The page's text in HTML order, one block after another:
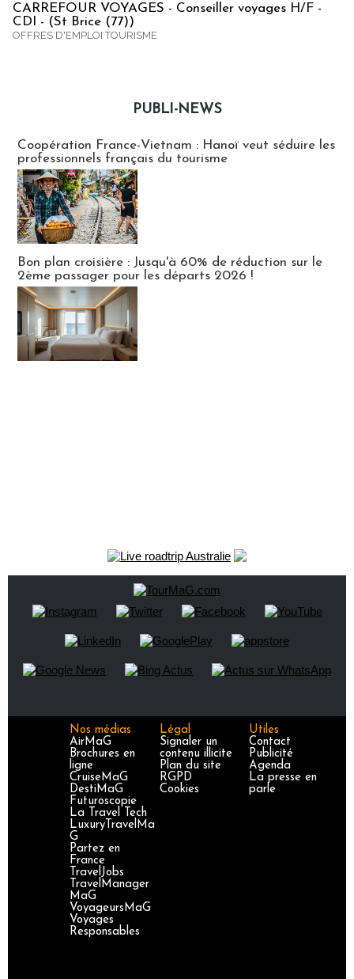
CARREFOUR VOYAGES - Conseiller voyages H/F -
CDI - (St Brice (77))
OFFRES D'EMPLOI TOURISME
PUBLI-NEWS
Coopération France-Vietnam : Hanoï veut séduire les
professionnels français du tourisme
Bon plan croisière : Jusqu'à 60% de réduction sur le
2ème passager pour les départs 2026 !
Nos médias
AirMaG
Brochures en
ligne
CruiseMaG
DestiMaG
Futuroscopie
La Travel Tech
LuxuryTravelMa
G
Partez en
France
TravelJobs
TravelManager
MaG
VoyageursMaG
Voyages
Responsables
Légal
Signaler un
contenu illicite
Plan du site
RGPD
Cookies
Utiles
Contact
Publicité
Agenda
La presse en
parle